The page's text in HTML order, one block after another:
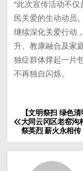
“此次宣传活动不
民关爱的生动动员
继续深化关爱行动
升、教康融合及家
独症群体撑起一片
不再独自闪烁。
文
章
【文明祭扫 绿色
大同云冈区老窑沟
祭英烈 薪火永相传